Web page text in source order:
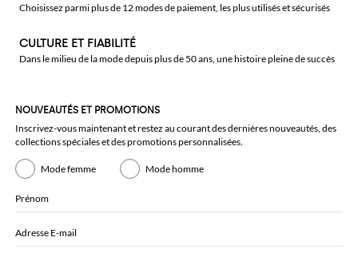
Choisissez parmi plus de 12 modes de paiement, les plus utilisés et sécurisés
CULTURE ET FIABILITÉ
Dans le milieu de la mode depuis plus de 50 ans, une histoire pleine de succès
NOUVEAUTÉS ET PROMOTIONS
Inscrivez-vous maintenant et restez au courant des dernières nouveautés, des
collections spéciales et des promotions personnalisées.
Mode femme Mode homme
Prénom
Adresse E-mail